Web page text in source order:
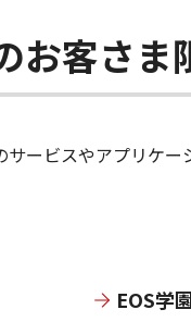
お客さま
ービスやアプリケー
EOS学